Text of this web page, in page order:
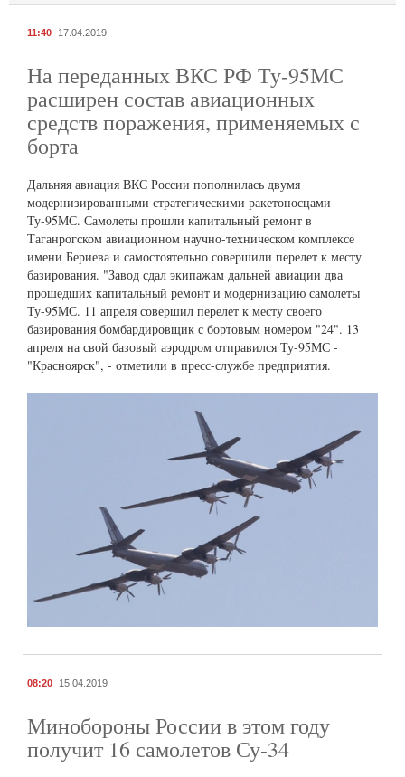
11:40 17.04.2019
На переданных ВКС РФ Ту-95МС
расширен состав авиационных
средств поражения, применяемых с
борта
Дальняя авиация ВКС России пополнилась двумя
модернизированными стратегическими ракетоносцами
Ту-95МС. Самолеты прошли капитальный ремонт в
Таганрогском авиационном научно-техническом комплексе
имени Бериева и самостоятельно совершили перелет к месту
базирования. "Завод сдал экипажам дальней авиации два
прошедших капитальный ремонт и модернизацию самолеты
Ту-95МС. 11 апреля совершил перелет к месту своего
базирования бомбардировщик с бортовым номером "24". 13
апреля на свой базовый аэродром отправился Ту-95МС -
"Красноярск", - отметили в пресс-службе предприятия.
08:20 15.04.2019
Минобороны России в этом году
получит 16 самолетов Су-34